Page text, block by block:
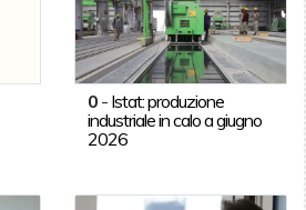
0 - Istat: produzione
industriale in calo a giugno
2026